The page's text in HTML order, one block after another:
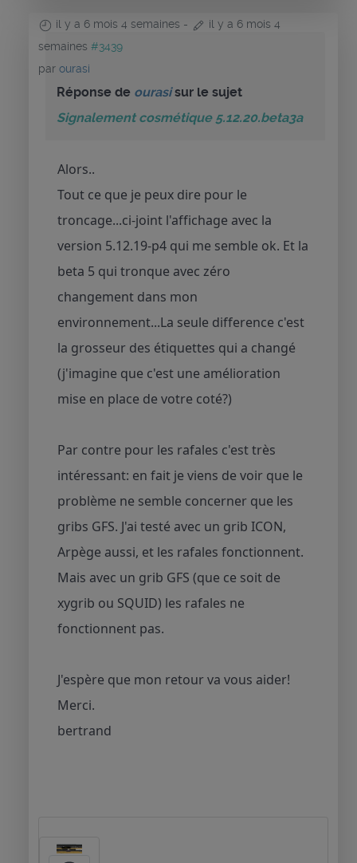
il y a 6 mois 4 semaines -
il y a 6 mois 4
semaines #3439
par ourasi
Réponse de ourasisur le sujet
Signalement cosmétique 5.12.20.beta3a
Alors..
Tout ce que je peux dire pour le
troncage...ci-joint l'affichage avec la
version 5.12.19-p4 qui me semble ok. Et la
beta 5 qui tronque avec zéro
changement dans mon
environnement...La seule difference c'est
la grosseur des étiquettes qui a changé
(j'imagine que c'est une amélioration
mise en place de votre coté?)
Par contre pour les rafales c'est très
intéressant: en fait je viens de voir que le
problème ne semble concerner que les
gribs GFS. J'ai testé avec un grib ICON,
Arpège aussi, et les rafales fonctionnent.
Mais avec un grib GFS (que ce soit de
xygrib ou SQUID) les rafales ne
fonctionnent pas.
J'espère que mon retour va vous aider!
Merci.
bertrand